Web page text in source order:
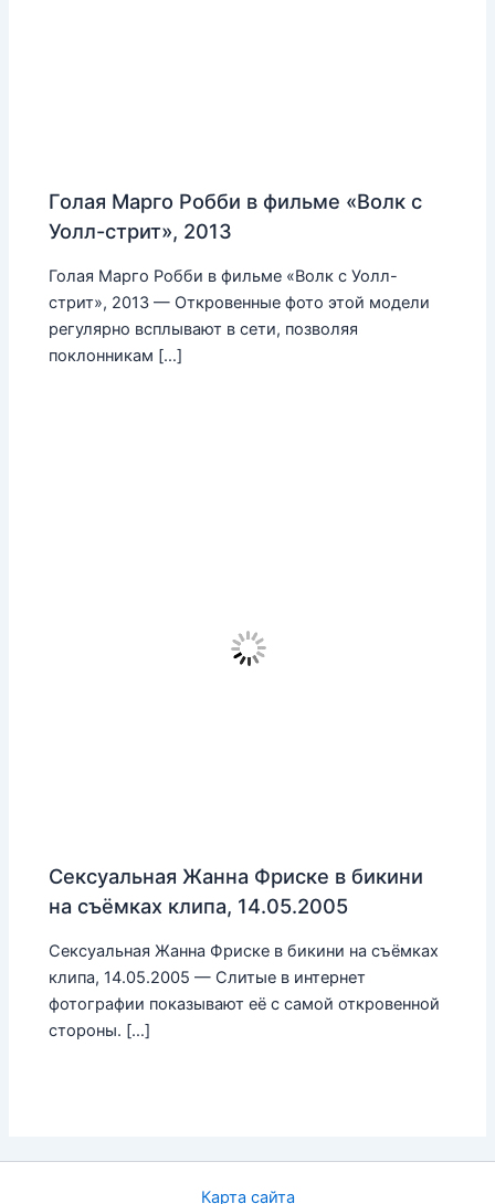
Голая Марго Робби в фильме «Волк с
Уолл-стрит», 2013
Голая Марго Робби в фильме «Волк с Уолл-
стрит», 2013 — Откровенные фото этой модели
регулярно всплывают в сети, позволяя
поклонникам […]
Сексуальная Жанна Фриске в бикини
на съёмках клипа, 14.05.2005
Сексуальная Жанна Фриске в бикини на съёмках
клипа, 14.05.2005 — Слитые в интернет
фотографии показывают её с самой откровенной
стороны. […]
Карта сайта